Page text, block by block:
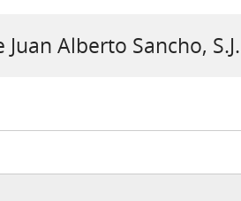
Juan Alberto Sancho,